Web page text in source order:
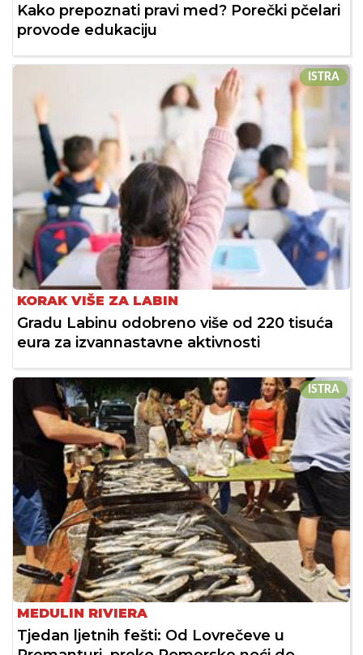
Kako prepoznati pravi med? Porečki pčelari
provode edukaciju
ISTRA
KORAK VIŠE ZA LABIN
Gradu Labinu odobreno više od 220 tisuća
eura za izvannastavne aktivnosti
ISTRA
MEDULIN RIVIERA
Tjedan ljetnih fešti: Od Lovrečeve u